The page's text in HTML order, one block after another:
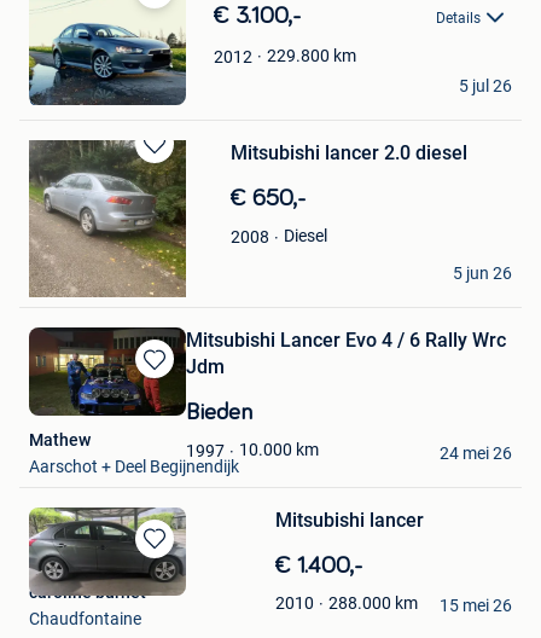
Bewaren
in
Mijn
Favorieten
€ 3.100,- Details
2012 229.800 km
Aaron Hahn
Gent
5 jul 26
Bewaren
in
Mijn
Favorieten
Mitsubishi lancer 2.0 diesel
€ 650,-
2008
Diesel
Alpha Ticaa
Charleroi
5 jun 26
Bewaren
in
Favorieten
Mitsubishi Lancer Evo 4 / 6 Rally Wrc
Jdm
Bieden
1997 10.000 km
Mathew
Aarschot + Deel Begijnendijk
24 mei 26
Bewaren
in
Favorieten
Mitsubishi lancer
€ 1.400,-
2010 288.000 km
caroline burnet
Chaudfontaine
15 mei 26